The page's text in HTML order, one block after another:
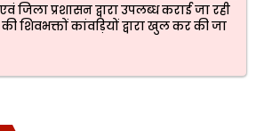
जिला प्रशासन द्वारा उपलब्ध कराई जा रही
शिवभक्तों कांवड़ियों द्वारा खुल कर की जा